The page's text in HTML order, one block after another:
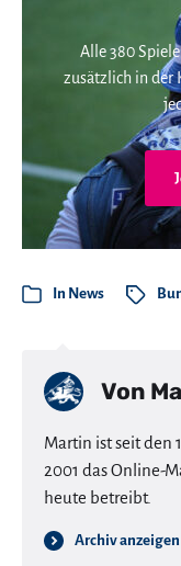
Alle 380
zusätzlich in der
In News
Von
Martin ist seit den
2001 das Online-
heute betreibt.
Archiv anzeigen